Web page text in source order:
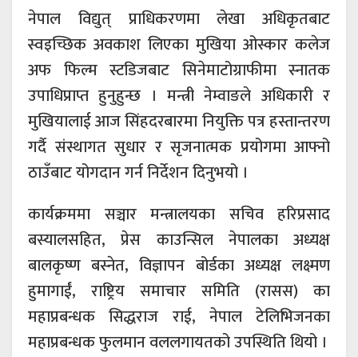
नेपाल विद्युत् प्राधिकरणमा लेखा अधिकृतबाट
स्वइच्छिक अवकाश लिएका मुखिया ओस्कार कलेज
अफ फिल्म स्टडिजबाट सिनेमाटोग्राफीमा स्नातक
उपाधिप्राप्त हुनुहुन्छ । मन्त्री नेम्वाङले अधिकारी र
मुखियालाई आज सिंहदरबारमा नियुक्ति पत्र हस्तान्तरण
गर्दै संस्थागत सुधार र सृजनात्मक प्रयोगमा आफ्नो
ठाउँबाट योगदान गर्न निर्देशन दिनुभयो ।
कार्यक्रममा सञ्चार मन्त्रालयका सचिव हरिप्रसाद
बस्यालसहित, प्रेस काउन्सिल नेपालका अध्यक्ष
बालकृष्ण बस्नेत, विज्ञापन बोर्डका अध्यक्ष लक्ष्मण
हुमागाईं, राष्ट्रिय समाचार समिति (रासस) का
महाप्रबन्धक सिद्धराज राई, नेपाल टेलिभिजनका
महाप्रबन्धक फुलमान वललगायतको उपस्थिति थियो ।